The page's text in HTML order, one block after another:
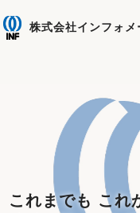
株式会社インフォ
これまでも これ